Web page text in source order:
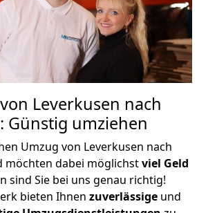
Leverkusen nach
Günstig umziehen
Umzug von Leverkusen nach
möchten dabei möglichstviel Geld
sind Sie bei uns genau richtig!
bieten Ihnen zuverlässige und